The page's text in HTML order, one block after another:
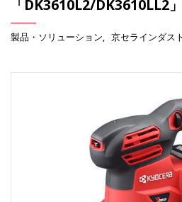
「DK3610L2/DK3610LL2
製品・ソリューション 京セラインダス